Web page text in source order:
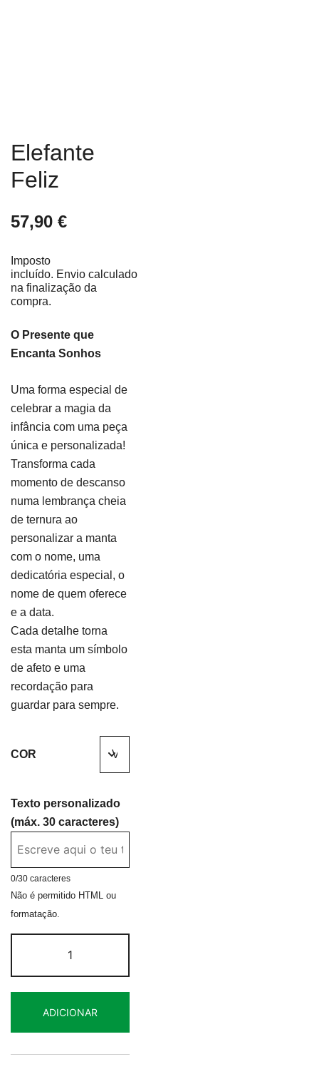
Elefante
Feliz
57,90 €
Imposto
incluído. Envio calculado
na finalização da
compra.
O Presente que
Encanta Sonhos
Uma forma especial de
celebrar a magia da
infância com uma peça
única e personalizada!
Transforma cada
momento de descanso
numa lembrança cheia
de ternura ao
personalizar a manta
com o nome, uma
dedicatória especial, o
nome de quem oferece
e a data.
Cada detalhe torna
esta manta um símbolo
de afeto e uma
recordação para
guardar para sempre.
COR
Texto personalizado
(máx. 30 caracteres)
0/30 caracteres
Não é permitido HTML ou
formatação.
de
Elefante
ADICIONAR